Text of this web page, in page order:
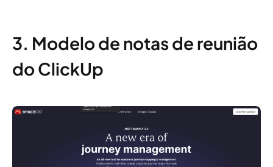
3. Modelo de notas de reunião
do ClickUp